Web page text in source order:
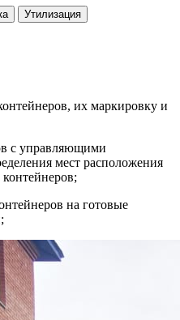
Утилизация
их маркировку и
с управляющими
мест расположения
на готовые